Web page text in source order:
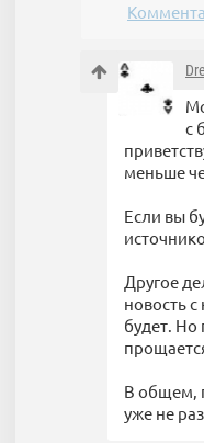
с
меньше
Если вы
Другое
новость
будет. Но
В общем,
уже не